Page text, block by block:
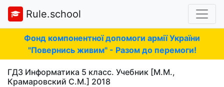
Rule.school
Фонд компонентної допомоги армії України
"Повернись живим" - Разом до перемоги!
ГДЗ Информатика 5 класс. Учебник [М.М.,
Крамаровский С.М.] 2018